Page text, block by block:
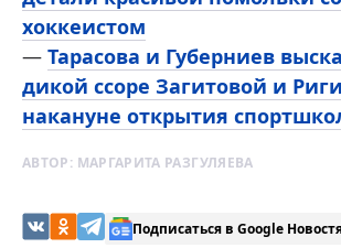
хоккеистом
— Тарасова и Губерниев
дикой ссоре Загитовой и
накануне открытия
АВТОР: МАРГАРИТА РАЗГУЛЯЕВА
Подписаться в Google